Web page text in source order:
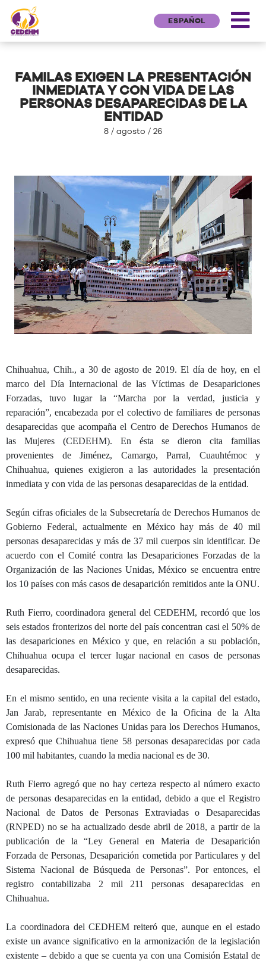
ESPAÑOL
FAMILAS EXIGEN LA PRESENTACIÓN
INMEDIATA Y CON VIDA DE LAS
PERSONAS DESAPARECIDAS DE LA
ENTIDAD
8 / agosto / 26
Chihuahua, Chih., a 30 de agosto de 2019. El día de hoy, en el
marco del Día Internacional de las Víctimas de Desapariciones
Forzadas, tuvo lugar la “Marcha por la verdad, justicia y
reparación”, encabezada por el colectivo de familiares de personas
desaparecidas que acompaña el Centro de Derechos Humanos de
las Mujeres (CEDEHM). En ésta se dieron cita familias
provenientes de Jiménez, Camargo, Parral, Cuauhtémoc y
Chihuahua, quienes exigieron a las autoridades la presentación
inmediata y con vida de las personas desaparecidas de la entidad.
Según cifras oficiales de la Subsecretaría de Derechos Humanos de
Gobierno Federal, actualmente en México hay más de 40 mil
personas desaparecidas y más de 37 mil cuerpos sin identificar. De
acuerdo con el Comité contra las Desapariciones Forzadas de la
Organización de las Naciones Unidas, México se encuentra entre
los 10 países con más casos de desaparición remitidos ante la ONU.
Ruth Fierro, coordinadora general del CEDEHM, recordó que los
seis estados fronterizos del norte del país concentran casi el 50% de
las desapariciones en México y que, en relación a su población,
Chihuahua ocupa el tercer lugar nacional en casos de personas
desaparecidas.
En el mismo sentido, en una reciente visita a la capital del estado,
Jan Jarab, representante en México de la Oficina de la Alta
Comisionada de las Naciones Unidas para los Derechos Humanos,
expresó que Chihuahua tiene 58 personas desaparecidas por cada
100 mil habitantes, cuando la media nacional es de 30.
Ruth Fierro agregó que no hay certeza respecto al número exacto
de personas desaparecidas en la entidad, debido a que el Registro
Nacional de Datos de Personas Extraviadas o Desaparecidas
(RNPED) no se ha actualizado desde abril de 2018, a partir de la
publicación de la “Ley General en Materia de Desaparición
Forzada de Personas, Desaparición cometida por Particulares y del
Sistema Nacional de Búsqueda de Personas”. Por entonces, el
registro contabilizaba 2 mil 211 personas desaparecidas en
Chihuahua.
La coordinadora del CEDHEM reiteró que, aunque en el estado
existe un avance significativo en la armonización de la legislación
existente – debido a que se cuenta ya con una Comisión Estatal de